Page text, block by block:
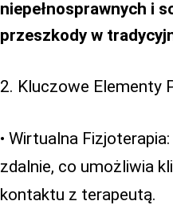
niepełnosprawnych i
przeszkody w
2. Kluczowe Elementy
• Wirtualna
zdalnie, co umożliwia
kontaktu z terapeutą.